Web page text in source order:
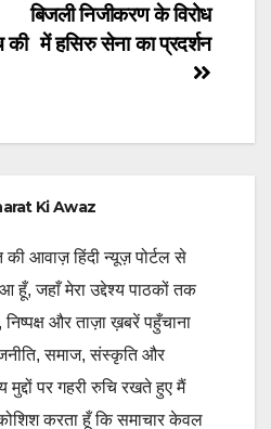
बिजली निजीकरण के विरोध
में हसिरु सेना का प्रदर्शन
की
Ki Awaz
की आवाज़ हिंदी न्यूज़ पोर्टल से
हूँ, जहाँ मेरा उद्देश्य पाठकों तक
और ताज़ा ख़बरें पहुँचाना
समाज, संस्कृति और
मुद्दों पर गहरी रुचि रखते हुए मैं
करता हूँ कि समाचार केवल